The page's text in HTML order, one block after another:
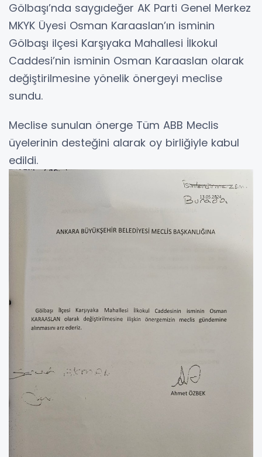
Gölbaşı’nda saygıdeğer AK Parti Genel Merkez
MKYK Üyesi Osman Karaaslan’ın isminin
Gölbaşı ilçesi Karşıyaka Mahallesi İlkokul
Caddesi’nin isminin Osman Karaaslan olarak
değiştirilmesine yönelik önergeyi meclise
sundu.
Meclise sunulan önerge Tüm ABB Meclis
üyelerinin desteğini alarak oy birliğiyle kabul
edildi.